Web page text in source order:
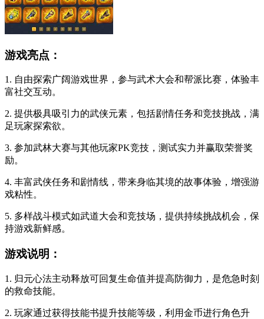
游戏亮点：
1. 自由探索广阔游戏世界，参与武术大会和帮派比赛，体验丰
富社交互动。
2. 提供极具吸引力的武侠元素，包括剧情任务和竞技挑战，满
足玩家探索欲。
3. 参加武林大赛与其他玩家PK竞技，测试实力并赢取荣誉奖
励。
4. 丰富武侠任务和剧情线，带来身临其境的故事体验，增强游
戏粘性。
5. 多样战斗模式如武道大会和竞技场，提供持续挑战机会，保
持游戏新鲜感。
游戏说明：
1. 归元心法主动释放可回复生命值并提高防御力，是危急时刻
的救命技能。
2. 玩家通过获得技能书提升技能等级，利用金币进行角色升